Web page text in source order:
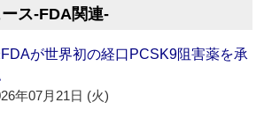
ス‐FDA関連‐
が世界初の経口PCSK9阻害薬を承
年07月21日 (火)